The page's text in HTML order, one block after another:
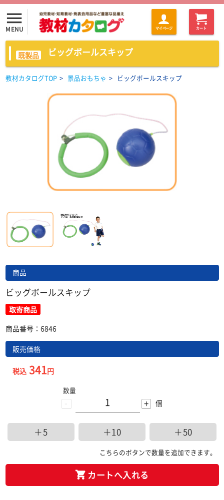
menu
MENU マイページ カート
既製品 ビッグボールスキップ
教材カタログTOP > 景品おもちゃ > ビッグボールスキップ
商品
ビッグボールスキップ
取寄商品
商品番号：6846
販売価格
税込341円
-
数量
+ 個
＋5 ＋10 ＋50
こちらのボタンで数量を追加できます。
カートへ入れる